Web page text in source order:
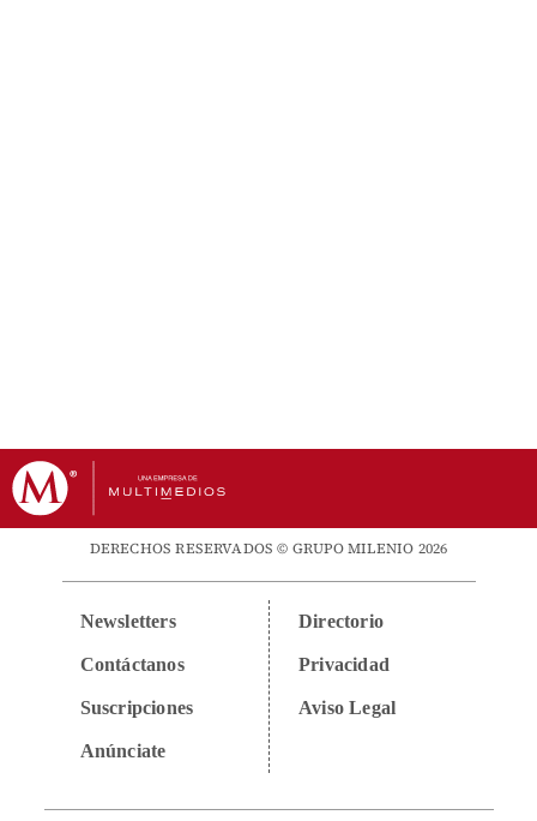
DERECHOS RESERVADOS © GRUPO MILENIO 2026
Newsletters
Contáctanos
Suscripciones
Anúnciate
Directorio
Privacidad
Aviso Legal